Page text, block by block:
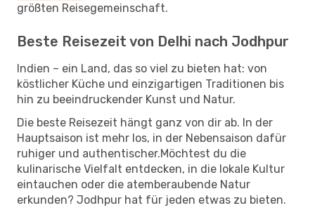
größten Reisegemeinschaft.
Beste Reisezeit von Delhi nach Jodhpur
Indien – ein Land, das so viel zu bieten hat: von
köstlicher Küche und einzigartigen Traditionen bis
hin zu beeindruckender Kunst und Natur.
Die beste Reisezeit hängt ganz von dir ab. In der
Hauptsaison ist mehr los, in der Nebensaison dafür
ruhiger und authentischer.Möchtest du die
kulinarische Vielfalt entdecken, in die lokale Kultur
eintauchen oder die atemberaubende Natur
erkunden? Jodhpur hat für jeden etwas zu bieten.